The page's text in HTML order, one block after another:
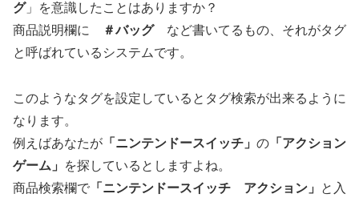
グ」を意識したことはありますか？
商品説明欄に
＃バッグなど書いてるもの、それがタグ
と呼ばれているシステムです。
このようなタグを設定しているとタグ検索が出来るように
なります。
例えばあなたが 「ニンテンドースイッチ」 の 「アクション
ゲーム」
を探しているとしますよね。
商品検索欄で 「ニンテンドースイッチ アクション」
と入